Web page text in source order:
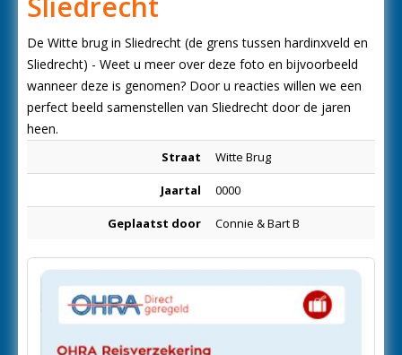
De Witte brug in Sliedrecht (de grens tussen hardinxveld en
Sliedrecht) - Weet u meer over deze foto en bijvoorbeeld
wanneer deze is genomen? Door u reacties willen we een
perfect beeld samenstellen van Sliedrecht door de jaren
heen.
Straat Witte Brug
Jaartal 0000
Geplaatst door Connie & Bart B